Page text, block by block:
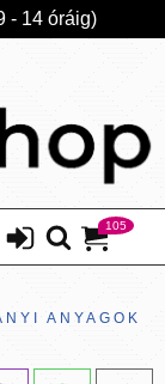
- 14 óráig)
105
ANYAGOK